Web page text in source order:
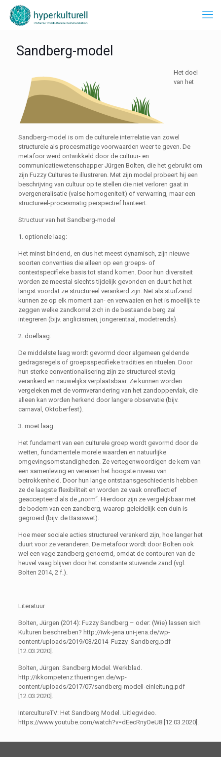
Sandberg-model
Het doel
van het
Sandberg-model is om de culturele interrelatie van zowel
structurele als procesmatige voorwaarden weer te geven. De
metafoor werd ontwikkeld door de cultuur- en
communicatiewetenschapper Jürgen Bolten, die het gebruikt om
zijn Fuzzy Cultures te illustreren. Met zijn model probeert hij een
beschrijving van cultuur op te stellen die niet verloren gaat in
overgeneralisatie (valse homogeniteit) of verwarring, maar een
structureel-procesmatig perspectief hanteert.
Structuur van het Sandberg-model
1. optionele laag:
Het minst bindend, en dus het meest dynamisch, zijn nieuwe
soorten conventies die alleen op een groeps- of
contextspecifieke basis tot stand komen. Door hun diversiteit
worden ze meestal slechts tijdelijk gevonden en duurt het het
langst voordat ze structureel verankerd zijn. Net als stuifzand
kunnen ze op elk moment aan- en verwaaien en het is moeilijk te
zeggen welke zandkorrel zich in de bestaande berg zal
integreren (bijv. anglicismen, jongerentaal, modetrends).
2. doellaag:
De middelste laag wordt gevormd door algemeen geldende
gedragsregels of groepsspecifieke tradities en rituelen. Door
hun sterke conventionalisering zijn ze structureel stevig
verankerd en nauwelijks verplaatsbaar. Ze kunnen worden
vergeleken met de vormverandering van het zandoppervlak, die
alleen kan worden herkend door langere observatie (bijv.
carnaval, Oktoberfest).
3. moet laag:
Het fundament van een culturele groep wordt gevormd door de
wetten, fundamentele morele waarden en natuurlijke
omgevingsomstandigheden. Ze vertegenwoordigen de kern van
een samenleving en vereisen het hoogste niveau van
betrokkenheid. Door hun lange ontstaansgeschiedenis hebben
ze de laagste flexibiliteit en worden ze vaak onreflectief
geaccepteerd als de „norm“. Hierdoor zijn ze vergelijkbaar met
de bodem van een zandberg, waarop geleidelijk een duin is
gegroeid (bijv. de Basiswet).
Hoe meer sociale acties structureel verankerd zijn, hoe langer het
duurt voor ze veranderen. De metafoor wordt door Bolten ook
wel een vage zandberg genoemd, omdat de contouren van de
heuvel vaag blijven door het constante stuivende zand (vgl.
Bolten 2014, 2 f.).
Literatuur
Bolten, Jürgen (2014): Fuzzy Sandberg – oder: (Wie) lassen sich
Kulturen beschreiben? http://iwk-jena.uni-jena.de/wp-
content/uploads/2019/03/2014_Fuzzy_Sandberg.pdf
[12.03.2020].
Bolten, Jürgen: Sandberg Model. Werkblad.
http://ikkompetenz.thueringen.de/wp-
content/uploads/2017/07/sandberg-modell-einleitung.pdf
[12.03.2020].
IntercultureTV: Het Sandberg Model. Uitlegvideo.
https://www.youtube.com/watch?v=dEecRnyOeU8 [12.03.2020].